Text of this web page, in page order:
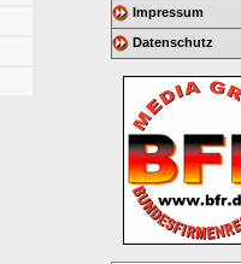
Impressum
Datenschutz